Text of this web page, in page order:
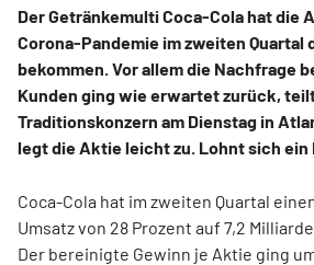
Der Getränkemulti Coca-Cola hat die
Corona-Pandemie im zweiten Quartal
bekommen. Vor allem die Nachfrage
Kunden ging wie erwartet zurück,
Traditionskonzern am Dienstag in
legt die Aktie leicht zu. Lohnt sich ein
Coca-Cola hat im zweiten Quartal
Umsatz von 28 Prozent auf 7,2
Der bereinigte Gewinn je Aktie ging